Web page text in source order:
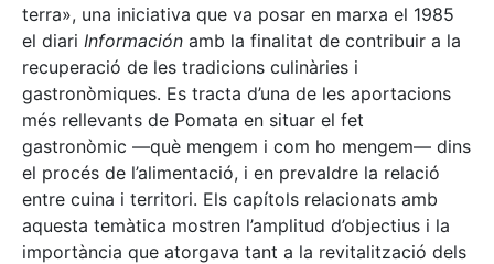
terra», una iniciativa que va posar en marxa el 1985
el diari Información amb la finalitat de contribuir a la
recuperació de les tradicions culinàries i
gastronòmiques. Es tracta d’una de les aportacions
més rellevants de Pomata en situar el fet
gastronòmic —què mengem i com ho mengem— dins
el procés de l’alimentació, i en prevaldre la relació
entre cuina i territori. Els capítols relacionats amb
aquesta temàtica mostren l’amplitud d’objectius i la
importància que atorgava tant a la revitalització dels